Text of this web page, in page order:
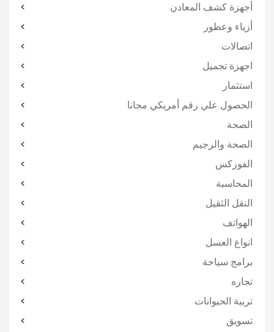
أجهزة كشف المعادن
أزياء وعطور
اتصالات
اجهزة تجميل
استثمار
الحصول علي رقم أمريكي مجانا
الصحة
الصحة والرجيم
الفوركس
المحاسبة
النقل الثقيل
الهواتف
انواع العسل
برامج سياحة
تجاره
تربية الحيوانات
تسويق